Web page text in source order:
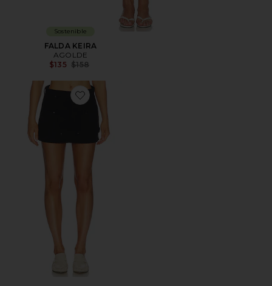
Sostenible
FALDA KEIRA
AGOLDE
$135 Previous price:
$158
Favorite FALDA CARGO